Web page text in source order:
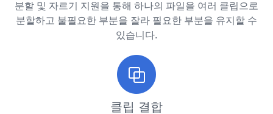
분할 및 자르기 지원을 통해 하나의 파일을 여러 클립으로
분할하고 불필요한 부분을 잘라 필요한 부분을 유지할 수
있습니다.
클립 결합